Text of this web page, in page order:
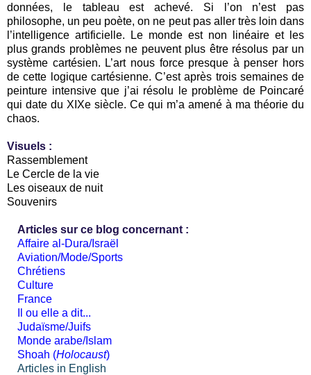
données, le tableau est achevé. Si l’on n’est pas
philosophe, un peu poète, on ne peut pas aller très loin dans
l’intelligence artificielle. Le monde est non linéaire et les
plus grands problèmes ne peuvent plus être résolus par un
système cartésien. L’art nous force presque à penser hors
de cette logique cartésienne. C’est après trois semaines de
peinture intensive que j’ai résolu le problème de Poincaré
qui date du XIXe siècle. Ce qui m’a amené à ma théorie du
chaos.
Visuels :
Rassemblement
Le Cercle de la vie
Les oiseaux de nuit
Souvenirs
Articles sur ce blog concernant :
Affaire al-Dura/Israël
Aviation/Mode/Sports
Chrétiens
Culture
France
Il ou elle a dit...
Judaïsme/Juifs
Monde arabe/Islam
Shoah (Holocaust)
Articles in English